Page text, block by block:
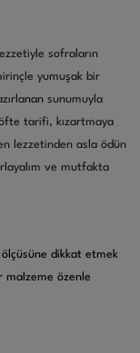
sofraların
yumuşak bir
sunumuyla
tarifi, kızartmaya
lezzetinden asla ödün
ve mutfakta
dikkat etmek
özenle